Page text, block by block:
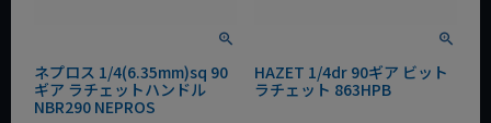
ネプロス 1/4(6.35mm)sq 90
ギア ラチェットハンドル
NBR290 NEPROS
HAZET 1/4dr 90ギア ビット
ラチェット 863HPB